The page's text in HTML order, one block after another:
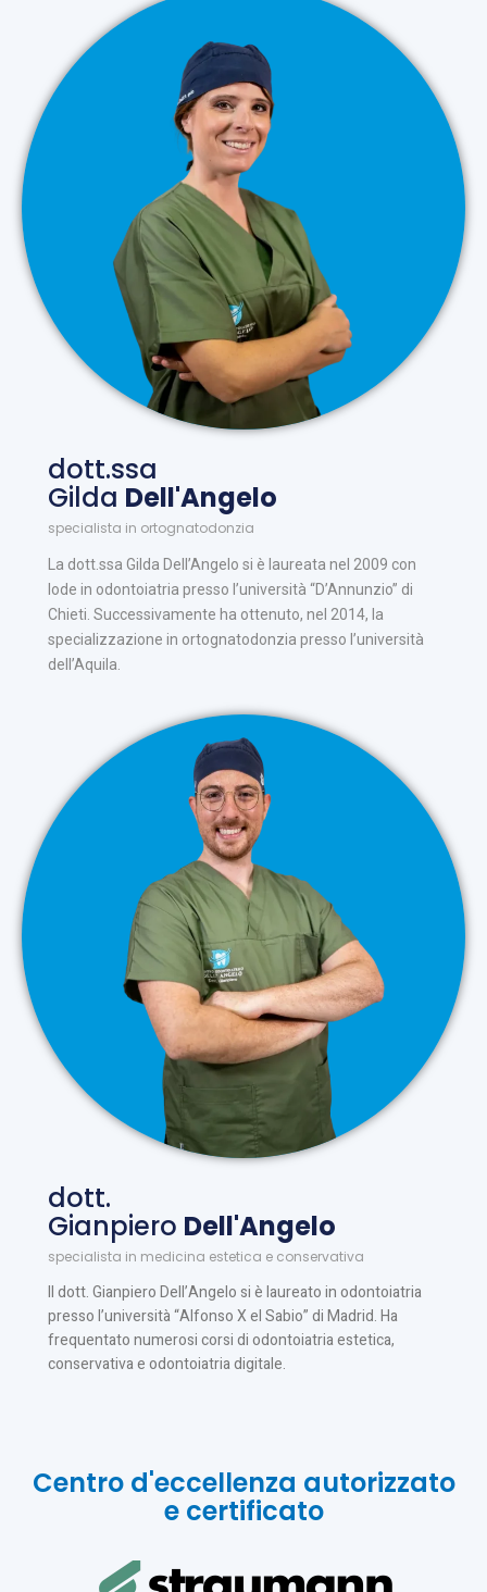
dott.ssa
Gilda Dell'Angelo
specialista in ortognatodonzia
La dott.ssa Gilda Dell’Angelo si è laureata nel 2009 con
lode in odontoiatria presso l’università “D’Annunzio” di
Chieti. Successivamente ha ottenuto, nel 2014, la
specializzazione in ortognatodonzia presso l’università
dell’Aquila.
dott.
Gianpiero Dell'Angelo
specialista in medicina estetica e conservativa
Il dott. Gianpiero Dell’Angelo si è laureato in odontoiatria
presso l’università “Alfonso X el Sabio” di Madrid. Ha
frequentato numerosi corsi di odontoiatria estetica,
conservativa e odontoiatria digitale.
Centro d'eccellenza autorizzato
e certificato